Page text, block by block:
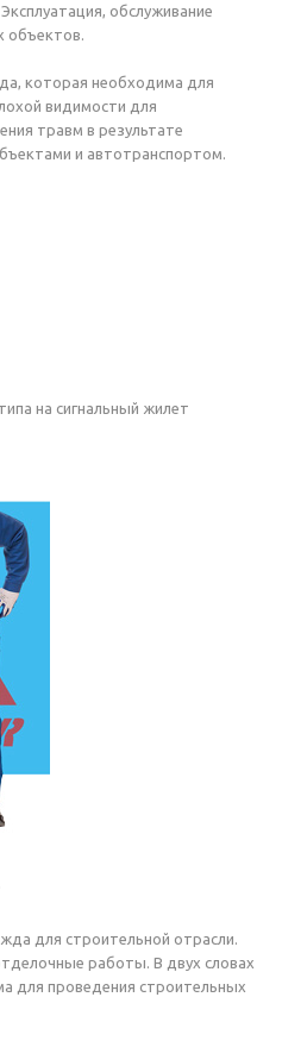
обслуживание
объектов.
которая необходима для
видимости для
травм в результате
и автотранспортом.
на сигнальный жилет
для строительной отрасли.
работы. В двух словах
для проведения строительных